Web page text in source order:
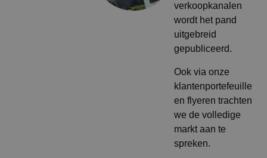
verkoopkanalen
wordt het pand
uitgebreid
gepubliceerd.
Ook via onze
klantenportefeuille
en flyeren trachten
we de volledige
markt aan te
spreken.